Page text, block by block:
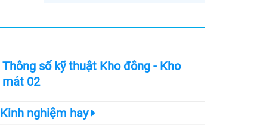
Thông số kỹ thuật Kho đông - Kho
mát 02
Kinh nghiệm hay